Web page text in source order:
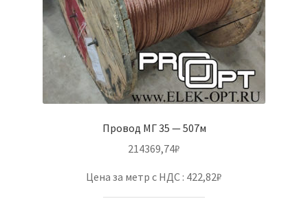
Провод МГ 35 — 507м
214369,74₽
Цена за метр с НДС : 422,82₽